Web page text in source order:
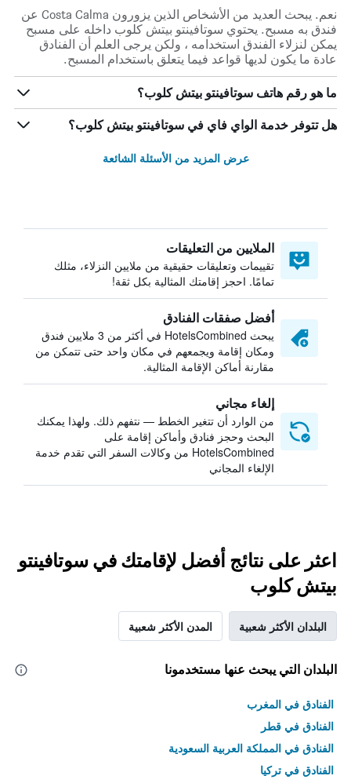
نعم. يبحث العديد من الأشخاص الذين يزورون Costa Calma عن
فندق به مسبح. يحتوي سوتافينتو بيتش كلوب داخله على مسبح
يمكن لنزلاء الفندق استخدامه ، ولكن يرجى العلم أن الفنادق
عادة ما يكون لديها قواعد فيما يتعلق باستخدام المسبح.
ما هو رقم هاتف سوتافينتو بيتش كلوب؟
هل تتوفر خدمة الواي فاي في سوتافينتو بيتش كلوب؟
عرض المزيد من الأسئلة الشائعة
الملايين من التعليقات
تقييمات وتعليقات حقيقية من ملايين النزلاء، مثلك
تمامًا. احجز إقامتك المثالية بكل ثقة!
أفضل صفقات الفنادق
يبحث HotelsCombined في أكثر من 3 ملايين فندق
ومكان إقامة ويجمعهم في مكان واحد حتى تتمكن من
مقارنة أماكن الإقامة المثالية.
إلغاء مجاني
من الوارد أن تتغير الخطط — نتفهم ذلك. ولهذا يمكنك
البحث وحجز فنادق وأماكن إقامة على
HotelsCombined من وكالات السفر التي تقدم خدمة
الإلغاء المجاني
اعثر على نتائج أفضل لإقامتك في سوتافينتو
بيتش كلوب
البلدان الأكثر شعبية المدن الأكثر شعبية
البلدان التي يبحث عنها مستخدمونا
الفنادق في المغرب
الفنادق في قطر
الفنادق في المملكة العربية السعودية
الفنادق في تركيا